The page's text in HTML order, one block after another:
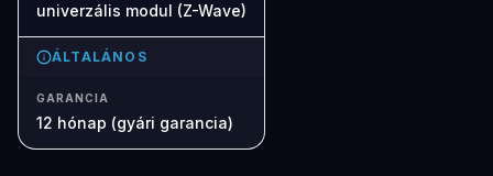
univerzális modul (Z-Wave)
ÁLTALÁNOS
GARANCIA
12 hónap (gyári garancia)